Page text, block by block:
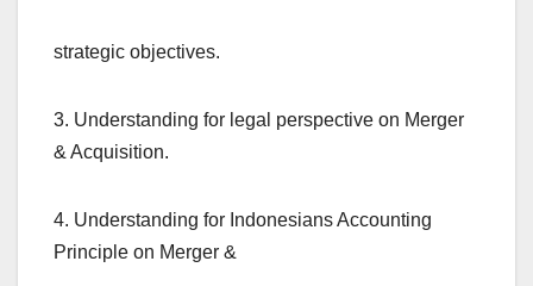
strategic objectives.
3. Understanding for legal perspective on Merger
& Acquisition.
4. Understanding for Indonesians Accounting
Principle on Merger &